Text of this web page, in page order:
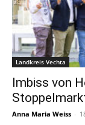
Landkreis Vechta
Imbiss von
Anna Maria Weiss -